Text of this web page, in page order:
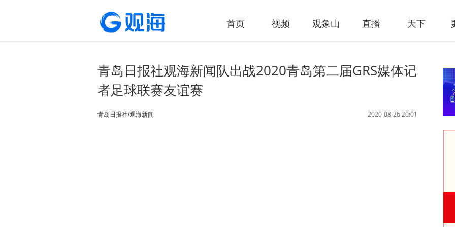
首页 视频 观象山 直播 天下
青岛日报社观海新闻队出战2020青岛第二届GRS媒体记
者足球联赛友谊赛
2020-08-26 20:01
青岛日报社/观海新闻